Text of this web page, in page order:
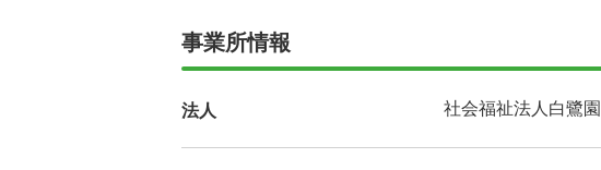
事業所情報
法人 社会福祉法人白鷺園